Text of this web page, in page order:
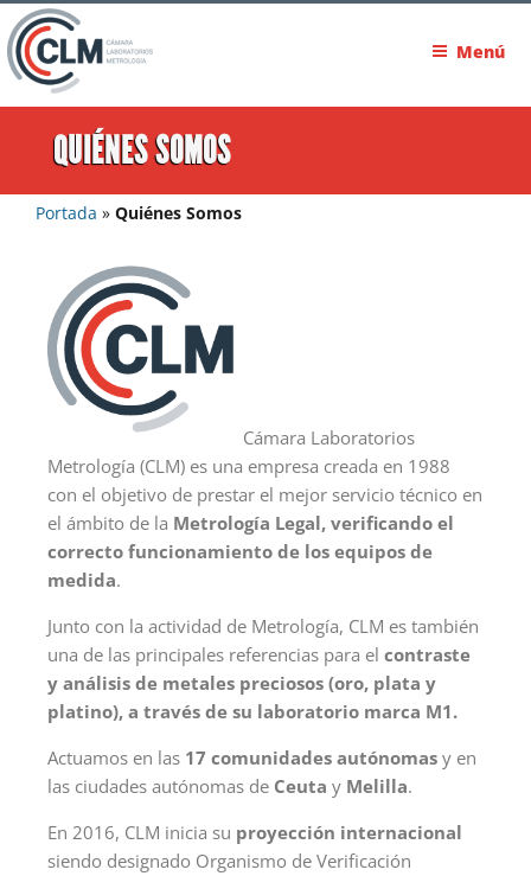
Menú
QUIÉNES SOMOS
Portada » Quiénes Somos
Cámara Laboratorios
Metrología (CLM) es una empresa creada en 1988
con el objetivo de prestar el mejor servicio técnico en
el ámbito de la Metrología Legal, verificando el
correcto funcionamiento de los equipos de
medida.
Junto con la actividad de Metrología, CLM es también
una de las principales referencias para el contraste
y análisis de metales preciosos (oro, plata y
platino), a través de su laboratorio marca M1.
Actuamos en las 17 comunidades autónomas y en
las ciudades autónomas de Ceuta y Melilla.
En 2016, CLM inicia su proyección internacional
siendo designado Organismo de Verificación